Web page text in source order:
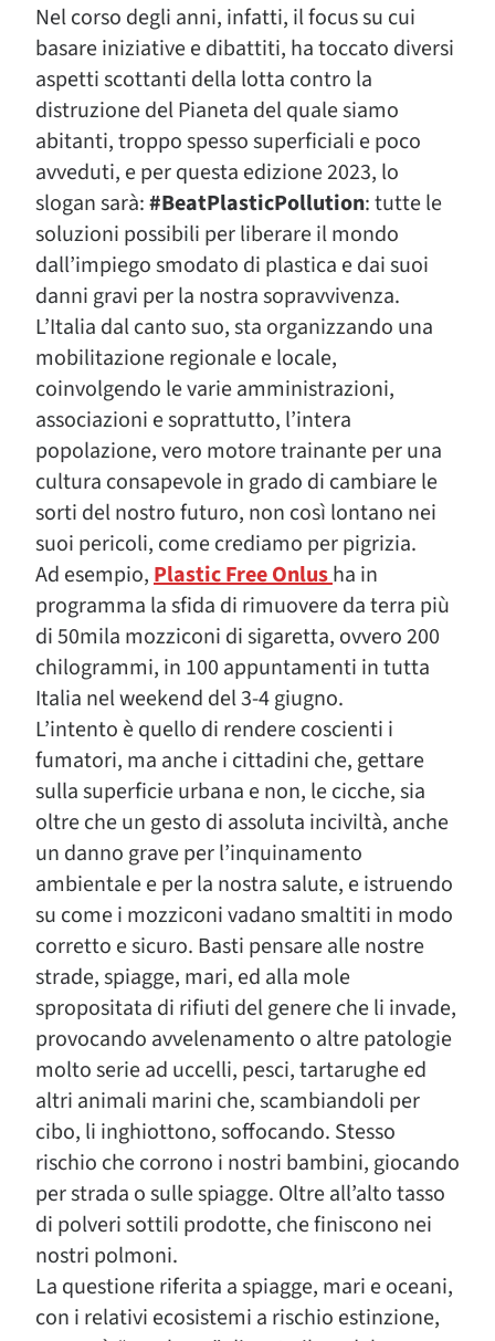
Nel corso degli anni, infatti, il focus su cui
basare iniziative e dibattiti, ha toccato diversi
aspetti scottanti della lotta contro la
distruzione del Pianeta del quale siamo
abitanti, troppo spesso superficiali e poco
avveduti, e per questa edizione 2023, lo
slogan sarà:#BeatPlasticPollution: tutte le
soluzioni possibili per liberare il mondo
dall’impiego smodato di plastica e dai suoi
danni gravi per la nostra sopravvivenza.
L’Italia dal canto suo, sta organizzando una
mobilitazione regionale e locale,
coinvolgendo le varie amministrazioni,
associazioni e soprattutto, l’intera
popolazione, vero motore trainante per una
cultura consapevole in grado di cambiare le
sorti del nostro futuro, non così lontano nei
suoi pericoli, come crediamo per pigrizia.
Ad esempio,Plastic Free Onlusha in
programma la sfida di rimuovere da terra più
di 50mila mozziconi di sigaretta, ovvero 200
chilogrammi, in 100 appuntamenti in tutta
Italia nel weekend del 3-4 giugno.
L’intento è quello di rendere coscienti i
fumatori, ma anche i cittadini che, gettare
sulla superficie urbana e non, le cicche, sia
oltre che un gesto di assoluta inciviltà, anche
un danno grave per l’inquinamento
ambientale e per la nostra salute, e istruendo
su come i mozziconi vadano smaltiti in modo
corretto e sicuro. Basti pensare alle nostre
strade, spiagge, mari, ed alla mole
spropositata di rifiuti del genere che li invade,
provocando avvelenamento o altre patologie
molto serie ad uccelli, pesci, tartarughe ed
altri animali marini che, scambiandoli per
cibo, li inghiottono, soffocando. Stesso
rischio che corrono i nostri bambini, giocando
per strada o sulle spiagge. Oltre all’alto tasso
di polveri sottili prodotte, che finiscono nei
nostri polmoni.
La questione riferita a spiagge, mari e oceani,
con i relativi ecosistemi a rischio estinzione,